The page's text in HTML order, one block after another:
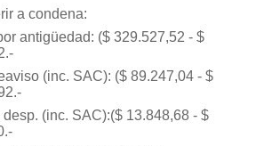
a condena:
antigüedad: ($ 329.527,52 - $
(inc. SAC): ($ 89.247,04 - $
(inc. SAC):($ 13.848,68 - $